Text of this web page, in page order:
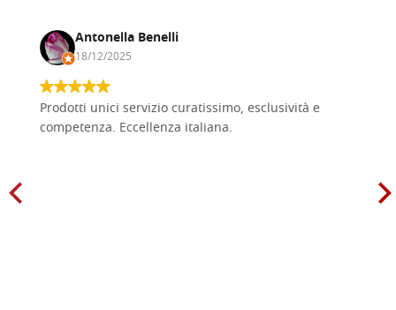
Antonella Benelli
18/12/2025
Prodotti unici servizio curatissimo, esclusività e
competenza. Eccellenza italiana.